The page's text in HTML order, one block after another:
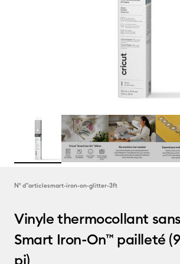
N° d''articlesmart-iron-on-glitter-3ft
Vinyle thermocollant
Smart Iron-On™ pailleté
pi)